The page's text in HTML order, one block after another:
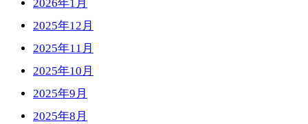
2026年1月
2025年12月
2025年11月
2025年10月
2025年9月
2025年8月